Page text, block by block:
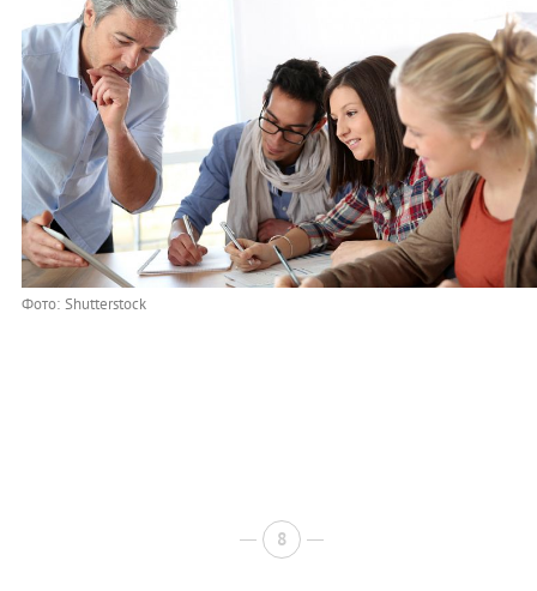
Фото: Shutterstock
8